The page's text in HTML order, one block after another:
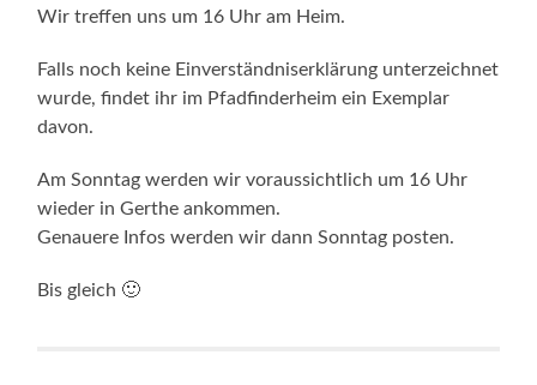
Wir treffen uns um 16 Uhr am Heim.
Falls noch keine Einverständniserklärung unterzeichnet
wurde, findet ihr im Pfadfinderheim ein Exemplar
davon.
Am Sonntag werden wir voraussichtlich um 16 Uhr
wieder in Gerthe ankommen.
Genauere Infos werden wir dann Sonntag posten.
Bis gleich 🙂